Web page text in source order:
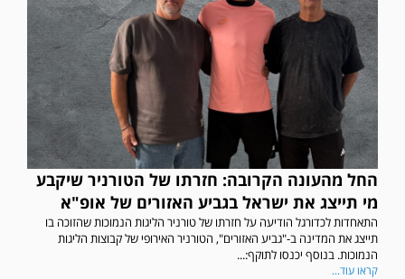
החל מהעונה הקרובה: חזרתו של הטורניר שיקבע
מי תייצג את ישראל בגביע האזורים של אופ"א
התאחדות לכדורגל הודיעה על חזרתו של טורניר הליגות הנמוכות שהזוכה בו
תייצג את המדינה ב-"גביע האזורים", הטורניר האירופי של קבוצות הליגות
הנמוכות. בנוסף יכנסו לתוקף:...
קראו עוד...